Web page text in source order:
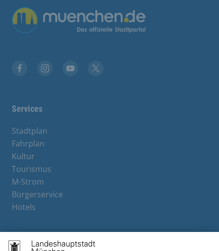
Übergreifende Links
Services
Stadtplan
Fahrplan
Kultur
Tourismus
M-Strom
Bürgerservice
Hotels
Contact